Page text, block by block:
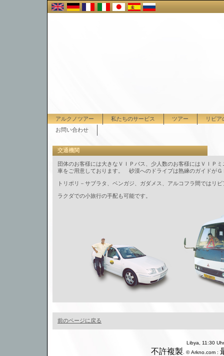
アルクノツアー 私たちのサービス ツアー
リビア
お問い合わせ
交通機関
団体のお客様には大きなＶＩＰバス、少人数のお客様にはＶＩＰ
車をご用意しております。 砂漠へのドライブは熟練のガイドが
トリポリ－サブラタ、ベンガジ、ガダメス、アルコフラ間ではリ
ラクダでの小旅行の手配も可能です。
前のページに戻る
Libya, 11:30
不許複製 . © Arkno.com :